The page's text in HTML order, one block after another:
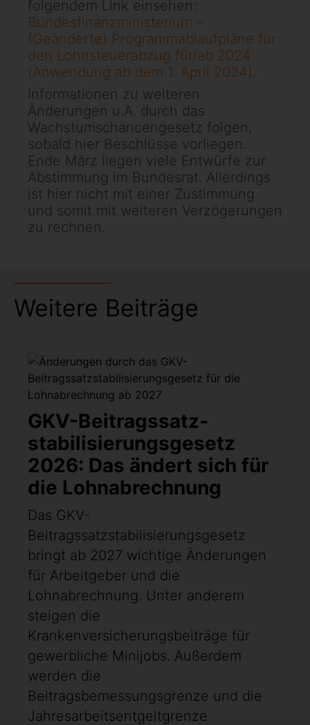
folgendem Link einsehen:
Bundesfinanzministerium –
(Geänderte) Programmablaufpläne für
den Lohnsteuerabzug für/ab 2024
(Anwendung ab dem 1. April 2024).
Informationen zu weiteren
Änderungen u.A. durch das
Wachstumschancengesetz folgen,
sobald hier Beschlüsse vorliegen.
Ende März liegen viele Entwürfe zur
Abstimmung im Bundesrat. Allerdings
ist hier nicht mit einer Zustimmung
und somit mit weiteren Verzögerungen
zu rechnen.
Weitere Beiträge
GKV-Beitragssatz­
stabilisierungsgesetz
2026: Das ändert sich für
die Lohnabrechnung
Das GKV-
Beitragssatzstabilisierungsgesetz
bringt ab 2027 wichtige Änderungen
für Arbeitgeber und die
Lohnabrechnung. Unter anderem
steigen die
Krankenversicherungsbeiträge für
gewerbliche Minijobs. Außerdem
werden die
Beitragsbemessungsgrenze und die
Jahresarbeitsentgeltgrenze